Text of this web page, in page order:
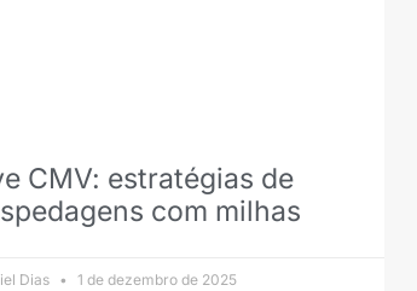
CMV: estratégias de
com milhas
Dias 1 de dezembro de 2025